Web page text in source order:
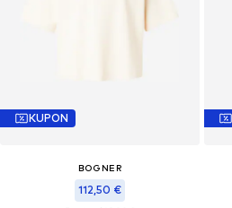
KUPON
BOGNER
112,50 €